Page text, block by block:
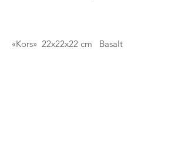
«Kors» 22x22x22 cm Basalt